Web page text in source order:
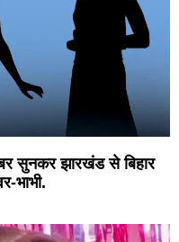
सुनकर झारखंड से बिहार
भाभी.